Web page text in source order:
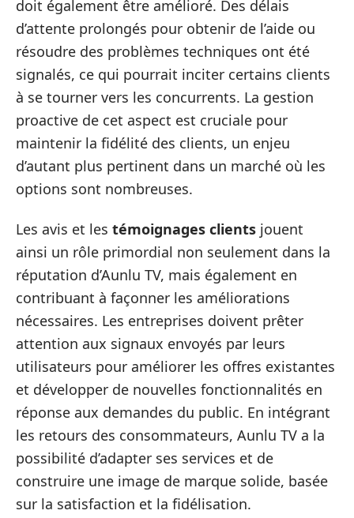
doit également être amélioré. Des délais
d’attente prolongés pour obtenir de l’aide ou
résoudre des problèmes techniques ont été
signalés, ce qui pourrait inciter certains clients
à se tourner vers les concurrents. La gestion
proactive de cet aspect est cruciale pour
maintenir la fidélité des clients, un enjeu
d’autant plus pertinent dans un marché où les
options sont nombreuses.
Les avis et les témoignages clients jouent
ainsi un rôle primordial non seulement dans la
réputation d’Aunlu TV, mais également en
contribuant à façonner les améliorations
nécessaires. Les entreprises doivent prêter
attention aux signaux envoyés par leurs
utilisateurs pour améliorer les offres existantes
et développer de nouvelles fonctionnalités en
réponse aux demandes du public. En intégrant
les retours des consommateurs, Aunlu TV a la
possibilité d’adapter ses services et de
construire une image de marque solide, basée
sur la satisfaction et la fidélisation.